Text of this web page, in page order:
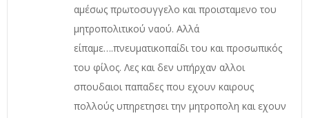
αμέσως πρωτοσυγγελο και προισταμενο του
μητροπολιτικού ναού. Αλλά
είπαμε….πνευματικοπαίδι του και προσωπικός
του φίλος. Λες και δεν υπήρχαν αλλοι
σπουδαιοι παπαδες που εχουν καιρους
πολλούς υπηρετησει την μητροπολη και εχουν